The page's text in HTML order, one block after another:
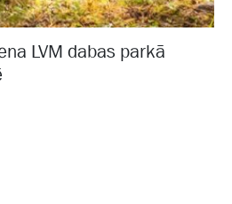
LVM dabas parkā